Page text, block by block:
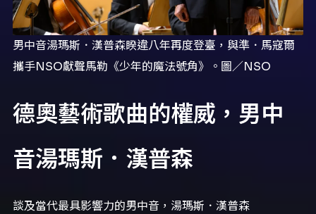
男中音湯瑪斯．漢普森睽違八年再度登臺，與準．馬寇爾
攜手NSO獻聲馬勒《少年的魔法號角》。圖／NSO
德奧藝術歌曲的權威，男中
音湯瑪斯．漢普森
談及當代最具影響力的男中音，湯瑪斯．漢普森